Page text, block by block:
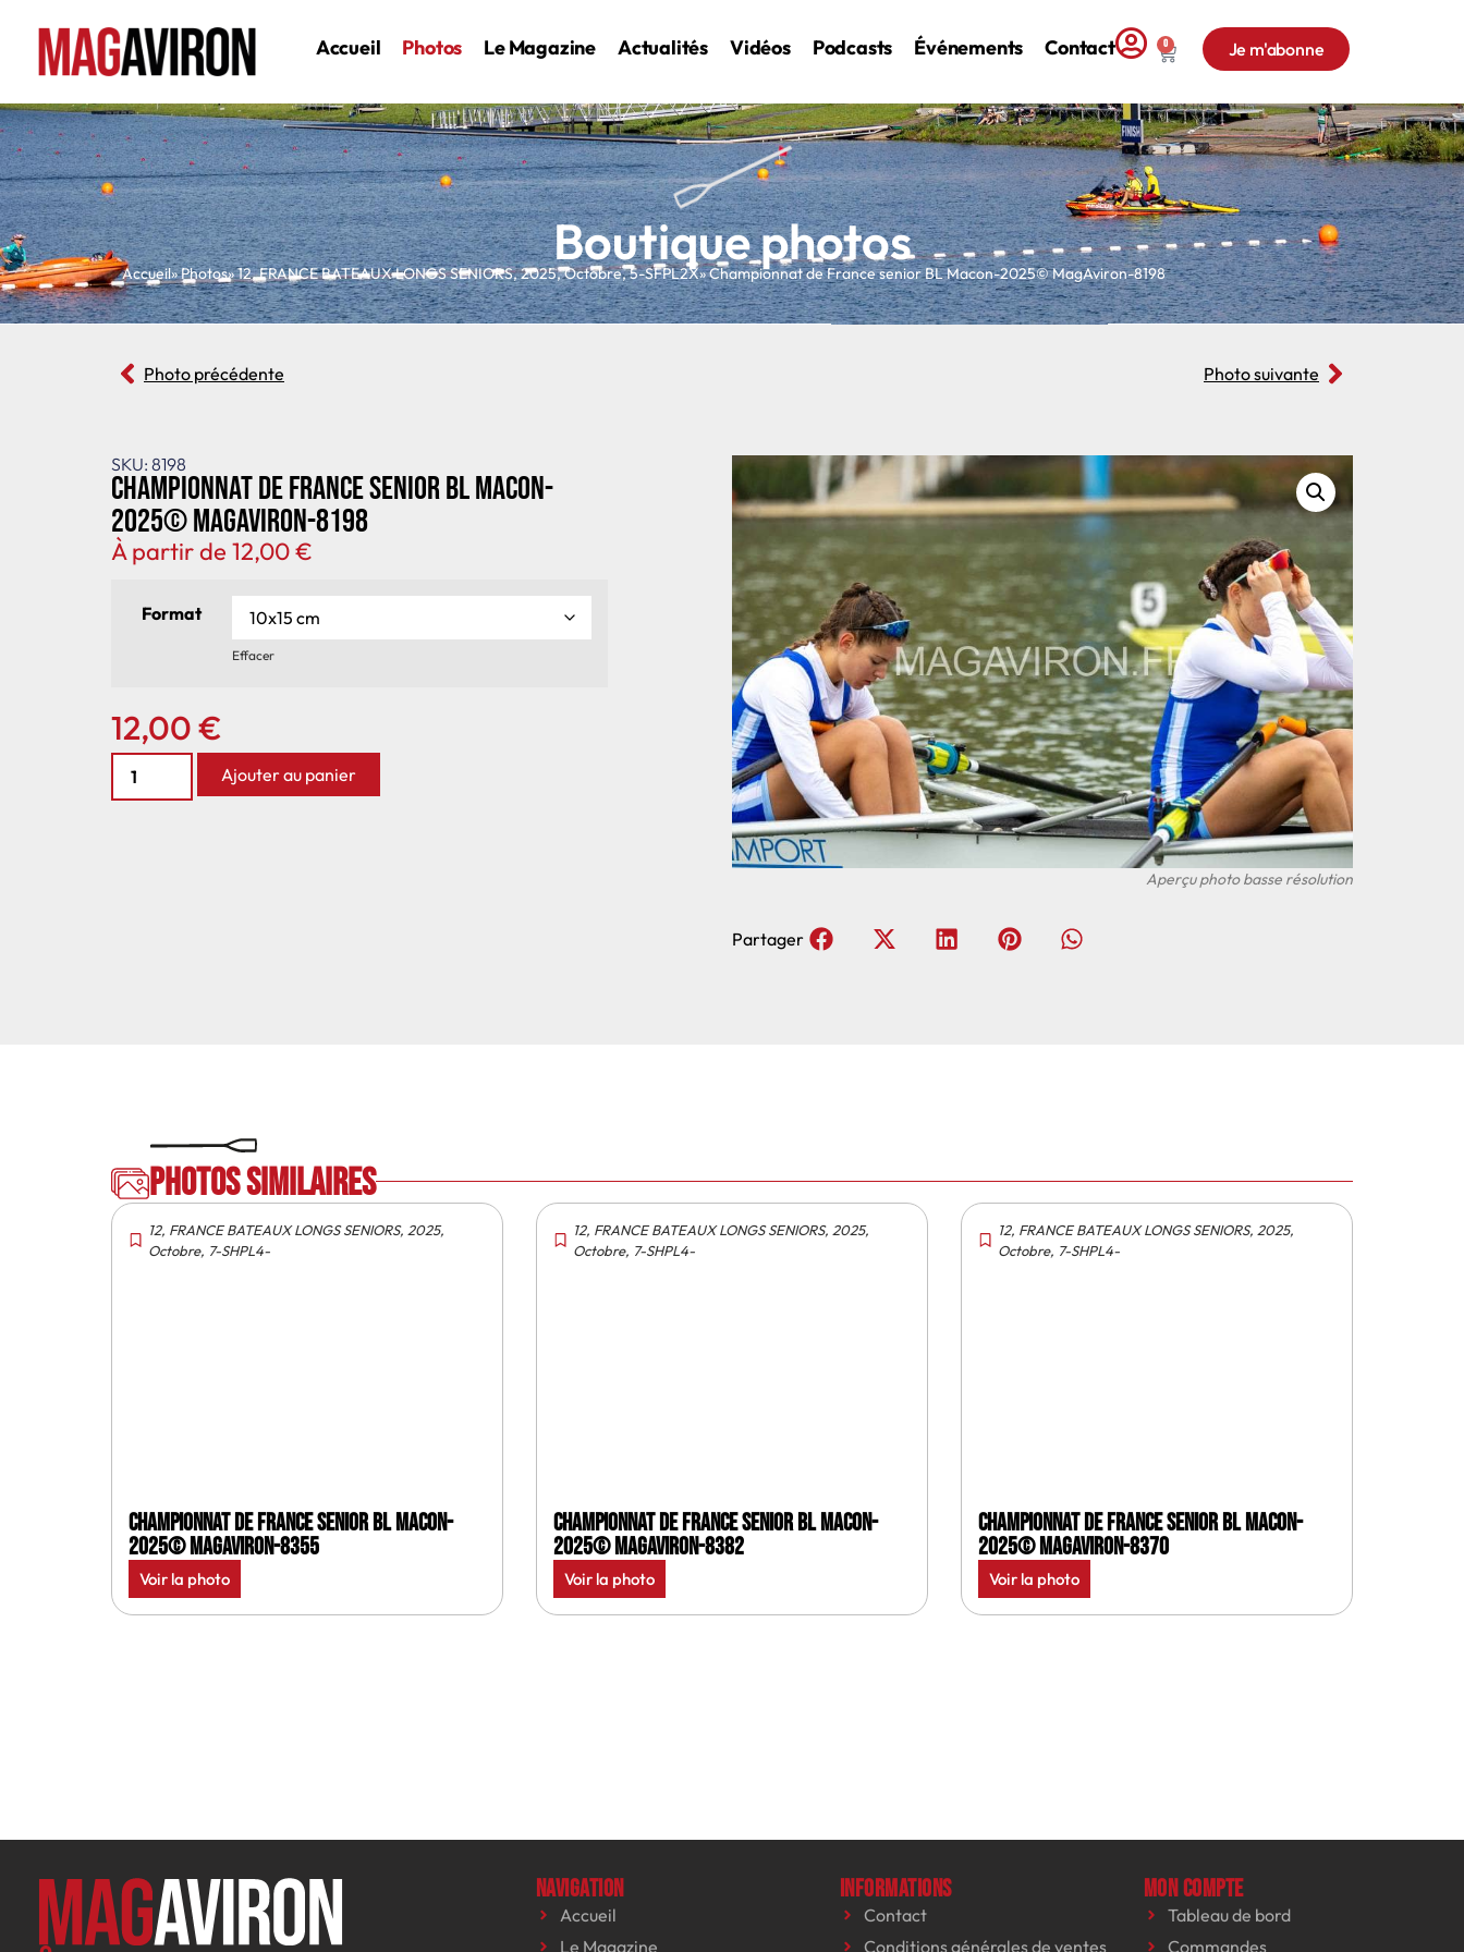
Accueil Photos Le Magazine Actualités Vidéos Podcasts Événements Contact 0 Je m'abonne
Boutique photos
Accueil» Photos»12,FRANCE BATEAUX LONGS SENIORS,2025,Octobre,5-SFPL2X» Championnat de France senior BL Macon-2025© MagAviron-8198
Photo précédente Photo suivante
SKU: 8198
Championnat de France senior BL Macon-
2025© MagAviron-8198
À partir de 12,00€
Format
Effacer
12,00€
Ajouter au panier
Partager
Photos similaires
12, FRANCE BATEAUX LONGS SENIORS, 2025,
Octobre, 7-SHPL4-
Championnat de France senior BL Macon-
2025© MagAviron-8355
Voir la photo
12, FRANCE BATEAUX LONGS SENIORS, 2025,
Octobre, 7-SHPL4-
Championnat de France senior BL Macon-
2025© MagAviron-8382
Voir la photo
12, FRANCE BATEAUX LONGS SENIORS, 2025,
Octobre, 7-SHPL4-
Championnat de France senior BL Macon-
2025© MagAviron-8370
Voir la photo
Navigation
Accueil
Le Magazine
Informations
Contact
Conditions générales de ventes
Mon compte
Tableau de bord
Commandes